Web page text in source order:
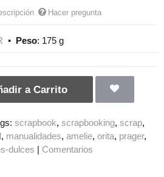
Hacer pregunta
• Peso: 175 g
a Carrito
scrapbook scrapbooking scrap
manualidades amelie orita prager
dulces | Comentarios